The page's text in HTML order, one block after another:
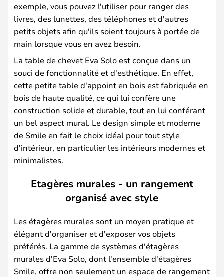
exemple, vous pouvez l'utiliser pour ranger des
livres, des lunettes, des téléphones et d'autres
petits objets afin qu'ils soient toujours à portée de
main lorsque vous en avez besoin.
La table de chevet Eva Solo est conçue dans un
souci de fonctionnalité et d'esthétique. En effet,
cette petite table d'appoint en bois est fabriquée en
bois de haute qualité, ce qui lui confère une
construction solide et durable, tout en lui conférant
un bel aspect mural. Le design simple et moderne
de Smile en fait le choix idéal pour tout style
d'intérieur, en particulier les intérieurs modernes et
minimalistes.
Etagères murales - un rangement
organisé avec style
Les étagères murales sont un moyen pratique et
élégant d'organiser et d'exposer vos objets
préférés. La gamme de systèmes d'étagères
murales d'Eva Solo, dont l'ensemble d'étagères
Smile, offre non seulement un espace de rangement